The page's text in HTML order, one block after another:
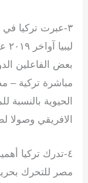
‏٣-عبرت تركيا
بعض الفاعلين
مباشرة تركية –
الحيوية بالنسبة
الافريقي وصولا
‏٤-تدرك تركيا
مصر للتحرك